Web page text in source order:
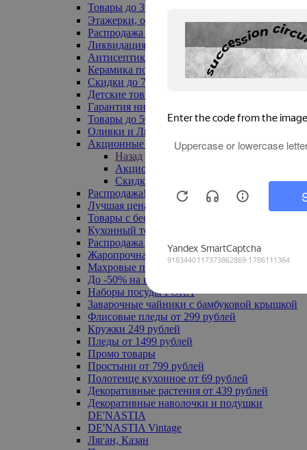
Товары до 399₽
Этажерки, обувницы
Распродажа текстиля до -50%
Ликвидация до -70%
Антисептики
Керамика по 129 руб
Скидки до 70%
Детские товары
Гарантия низкой цены
Товары до 500 руб
Оливки и Лимоны
Акционные товары
Назад
Акционные товары
Скидка 20% по промокоду
Распродажа! Ульяновск до -70%
Лучшая цена
Товары с бесплатной доставкой
Кухонный текстиль
Распродажа до -50%
Жаропрочная посуда
Махровые полотенца
До -50% на ковры
Наборы посуды FORA
Заварочные чайники с бамбуковой крышкой
Флисовые пледы от 299 рублей
Кружки 249 рублей
Пледы от 1499 рублей
Промо товары
Простыни от 799 рублей
Полотенце кухонное от 69 рублей
Декоративные растения от 439 рублей
Декоративные наволочки и подушки
DE'NASTIA
DE'NASTIA Vintage
Ляган, Казан